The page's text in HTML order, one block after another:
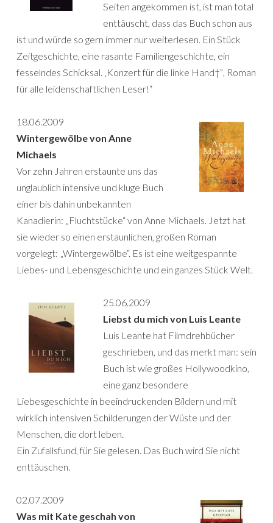
Seiten angekommen ist, ist man total
enttäuscht, dass das Buch schon aus
ist und würde so gern immer nur weiterlesen. Ein Stück
Zeitgeschichte, eine rasante Familiengeschichte, ein
fesselndes Schicksal. ‚Konzert für die linke Hand†˜, Roman
für alle leidenschaftlichen Leser!“
18.06.2009
Wintergewölbe von Anne
Michaels
Vor zehn Jahren erstaunte uns das
unglaublich intensive und kluge Buch
einer bis dahin unbekannten
Kanadierin: „Fluchtstücke“ von Anne Michaels. Jetzt hat
sie wieder so einen erstaunlichen, großen Roman
vorgelegt: „Wintergewölbe“. Es ist eine weitgespannte
Liebes- und Lebensgeschichte und ein ganzes Stück Welt.
25.06.2009
Liebst du mich von Luis Leante
Luis Leante hat Filmdrehbücher
geschrieben, und das merkt man: sein
Buch ist wie großes Hollywoodkino,
eine ganz besondere
Liebesgeschichte in beeindruckenden Bildern und mit
wirklich intensiven Schilderungen der Wüste und der
Menschen, die dort leben.
Ein Zufallsfund, für Sie gelesen. Das Buch wird Sie nicht
enttäuschen.
02.07.2009
Was mit Kate geschah von